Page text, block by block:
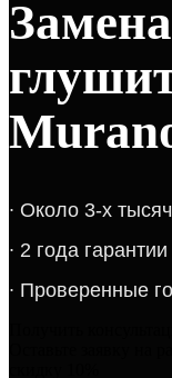
​∙​ ​Около 3-х
∙​ 2 года
∙​ Проверенные